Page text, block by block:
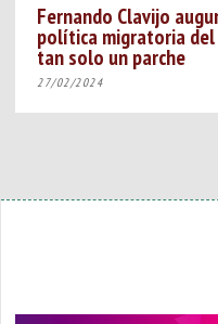
Fernando Clavijo
política migratoria del
tan solo un parche
27/02/2024